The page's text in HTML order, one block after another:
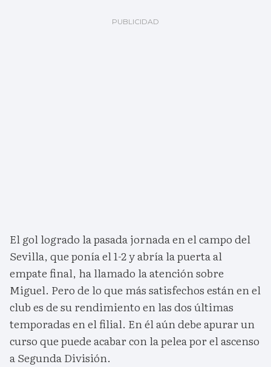
El gol logrado la pasada jornada en el campo del
Sevilla, que ponía el 1-2 y abría la puerta al
empate final, ha llamado la atención sobre
Miguel. Pero de lo que más satisfechos están en el
club es de su rendimiento en las dos últimas
temporadas en el filial. En él aún debe apurar un
curso que puede acabar con la pelea por el ascenso
a Segunda División.